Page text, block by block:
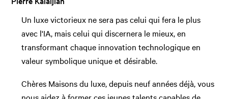
Un luxe victorieux ne sera pas celui qui fera le plus
avec l'IA, mais celui qui discernera le mieux, en
transformant chaque innovation technologique en
valeur symbolique unique et désirable.
Chères Maisons du luxe, depuis neuf années déjà, vous